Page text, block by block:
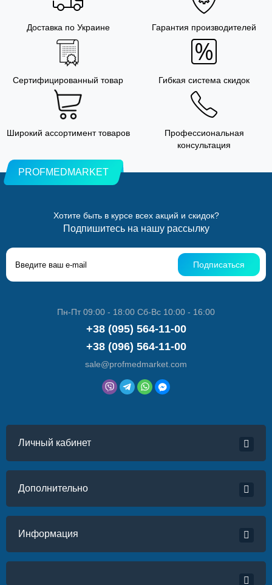
Доставка по Украине Гарантия производителей
Сертифицированный товар Гибкая система скидок
Широкий ассортимент товаров
Профессиональная
консультация
PROFMEDMARKET
Хотите быть в курсе всех акций и скидок?
Подпишитесь на нашу рассылку
Подписаться
Пн-Пт 09:00 - 18:00 Сб-Вс 10:00 - 16:00
+38 (095) 564-11-00
+38 (096) 564-11-00
sale@profmedmarket.com
Личный кабинет
Дополнительно
Информация